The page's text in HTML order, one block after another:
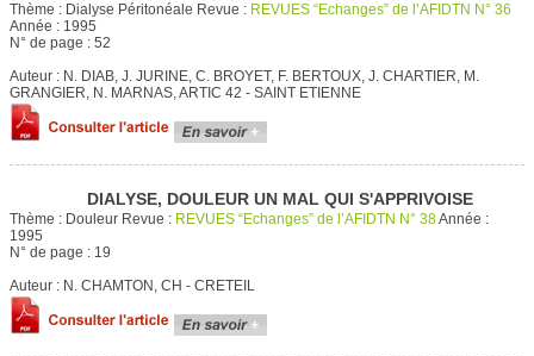
Thème : Dialyse Péritonéale Revue : REVUES “Echanges” de l’AFIDTN N° 36
Année : 1995
N° de page : 52
Auteur : N. DIAB, J. JURINE, C. BROYET, F. BERTOUX, J. CHARTIER, M.
GRANGIER, N. MARNAS, ARTIC 42 - SAINT ETIENNE
DIALYSE, DOULEUR UN MAL QUI S'APPRIVOISE
Thème : Douleur Revue : REVUES “Echanges” de l’AFIDTN N° 38Année :
1995
N° de page : 19
Auteur : N. CHAMTON, CH - CRETEIL